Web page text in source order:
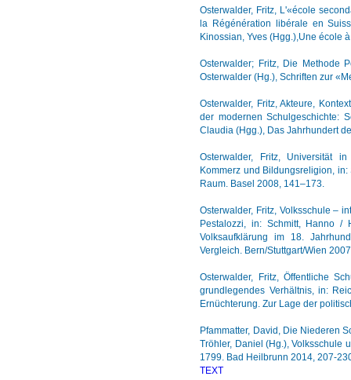
Osterwalder, Fritz, L'«école
la Régénération libérale en
Kinossian, Yves (Hgg.),Une école
Osterwalder; Fritz, Die Methode
Osterwalder (Hg.), Schriften zur
Osterwalder, Fritz, Akteure,
der modernen Schulgeschichte:
Claudia (Hgg.), Das Jahrhundert
Osterwalder, Fritz, Universität
Kommerz und Bildungsreligion,
Raum. Basel 2008, 141–173.
Osterwalder, Fritz, Volksschule –
Pestalozzi, in: Schmitt, Hanno /
Volksaufklärung im 18.
Vergleich. Bern/Stuttgart/Wien
Osterwalder, Fritz, Öffentliche
grundlegendes Verhältnis, in:
Ernüchterung. Zur Lage der
Pfammatter, David, Die Niederen
Tröhler, Daniel (Hg.), Volksschule
1799. Bad Heilbrunn 2014, 207-
TEXT